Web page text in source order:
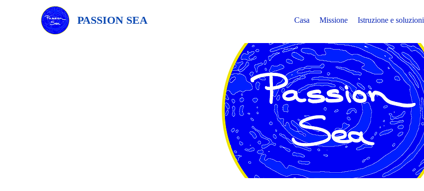
PASSION SEA Casa Missione Istruzione e soluzioni